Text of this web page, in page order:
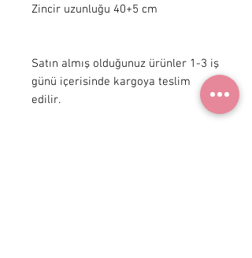
Zincir uzunluğu 40+5 cm
Satın almış olduğunuz ürünler 1-3 iş
günü içerisinde kargoya teslim
edilir.